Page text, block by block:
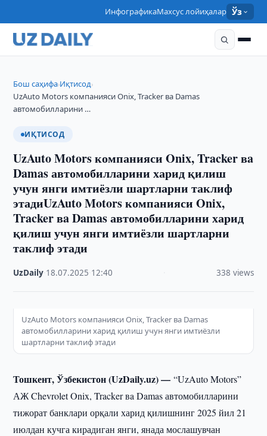
ИнфографикаМахсус лойиҳалар Ўз
Бош саҳифа›Иқтисод›
UzAuto Motors компанияси Onix, Tracker вa Damas
автомобилларини …
ИҚТИСОД
UzAuto Motors компанияси Onix, Tracker вa
Damas автомобилларини харид қилиш
учун янги имтиёзли шартларни таклиф
этадиUzAuto Motors компанияси Onix,
Tracker вa Damas автомобилларини харид
қилиш учун янги имтиёзли шартларни
таклиф этади
UzDaily 18.07.2025 12:40 338 views
UzAuto Motors компанияси Onix, Tracker вa Damas
автомобилларини харид қилиш учун янги имтиёзли
шартларни таклиф этади
Тошкент, Ўзбекистон (UzDaily.uz) —“UzAuto Motors”
АЖ Chevrolet Onix, Tracker вa Damas автомобилларини
тижорат банклари орқали харид қилишнинг 2025 йил 21
июлдан кучга кирадиган янги, янада мослашувчан